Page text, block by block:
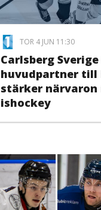
TOR 4 JUN 11:30
Carlsberg
huvudpartner till
stärker närvaron
ishockey